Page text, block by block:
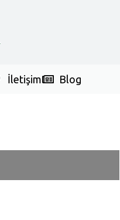
İletişim Blog